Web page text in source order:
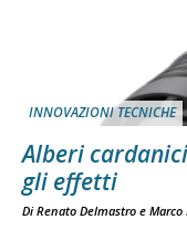
INNOVAZIONI TECNICHE
Alberi
gli effetti
Di Renato Delmastro e Marco